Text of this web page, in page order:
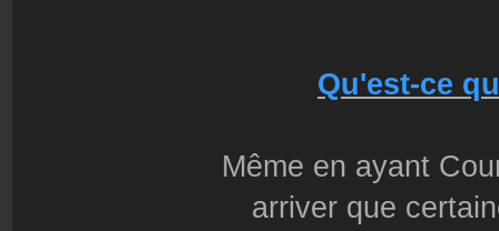
Qu'est-ce
Même en ayant
arriver que